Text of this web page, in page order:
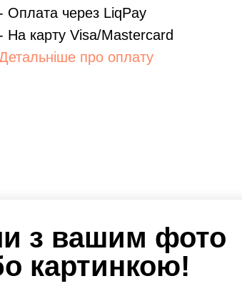
Оплата через LiqPay
На карту Visa/Mastercard
про оплату
з вашим фото
картинкою!